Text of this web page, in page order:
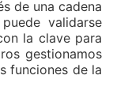
de una cadena
validarse
la clave para
gestionamos
funciones de la